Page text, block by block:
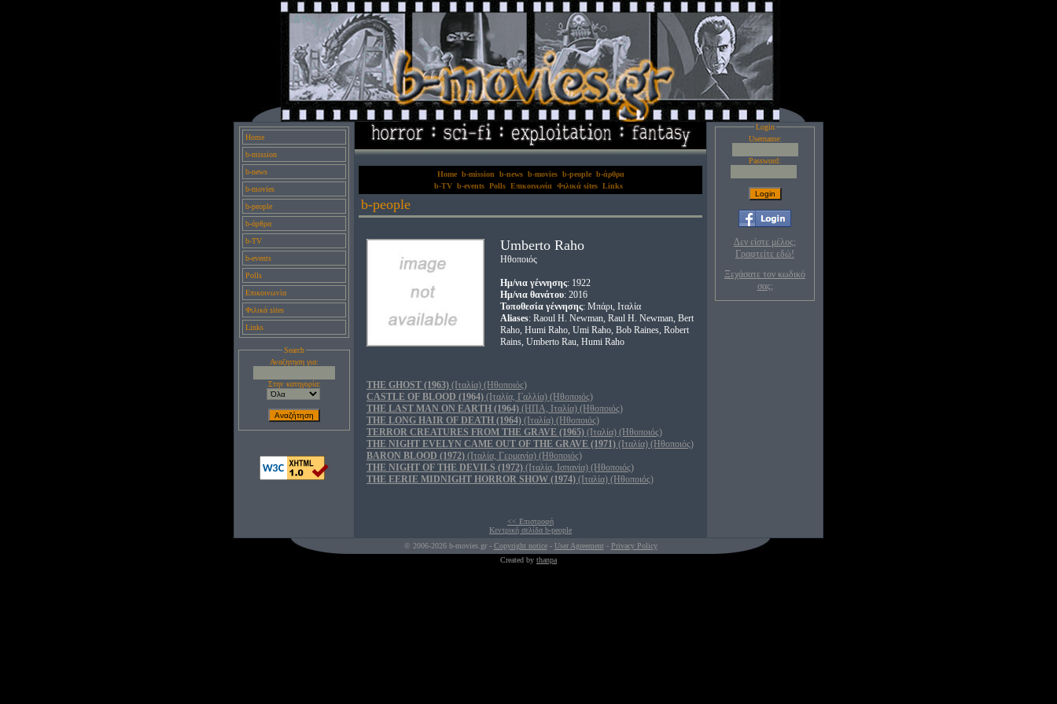
Home
b-mission
b-news
b-movies
b-people
b-άρθρα
b-TV
b-events
Polls
Επικοινωνία
Φιλικά sites
Links
Search
Αναζητηση για:
Στην κατηγορία:
Home b-mission b-news b-movies b-people b-άρθρα
b-TV b-events Polls Επικοινωνία Φιλικά sites Links
b-people
Umberto Raho
Ηθοποιός
Ημ/νια γέννησης: 1922
Ημ/νια θανάτου: 2016
Τοποθεσία γέννησης: Μπάρι, Ιταλία
Aliases: Raoul H. Newman, Raul H. Newman, Bert
Raho, Humi Raho, Umi Raho, Bob Raines, Robert
Rains, Umberto Rau, Humi Raho
THE GHOST (1963) (Ιταλία) (Ηθοποιός)
CASTLE OF BLOOD (1964) (Ιταλία, Γαλλία) (Ηθοποιός)
THE LAST MAN ON EARTH (1964) (ΗΠΑ, Ιταλία) (Ηθοποιός)
THE LONG HAIR OF DEATH (1964) (Ιταλία) (Ηθοποιός)
TERROR CREATURES FROM THE GRAVE (1965) (Ιταλία) (Ηθοποιός)
THE NIGHT EVELYN CAME OUT OF THE GRAVE (1971) (Ιταλία) (Ηθοποιός)
BARON BLOOD (1972) (Ιταλία, Γερμανία) (Ηθοποιός)
THE NIGHT OF THE DEVILS (1972) (Ιταλία, Ισπανία) (Ηθοποιός)
THE EERIE MIDNIGHT HORROR SHOW (1974) (Ιταλία) (Ηθοποιός)
<< Επιστροφή
Κεντρική σελίδα b-people
Login
Username:
Password:
Δεν είστε μέλος;
Γραφτείτε εδώ!
Ξεχάσατε τον κωδικό
σας;
© 2006-2026 b-movies.gr - Copyright notice- User Agreement - Privacy Policy
Created by thanpa